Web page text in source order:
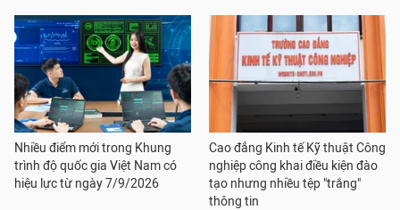
Nhiều điểm mới trong Khung
trình độ quốc gia Việt Nam có
hiệu lực từ ngày 7/9/2026
Cao đẳng Kinh tế Kỹ thuật Công
nghiệp công khai điều kiện đào
tạo nhưng nhiều tệp "trắng"
thông tin